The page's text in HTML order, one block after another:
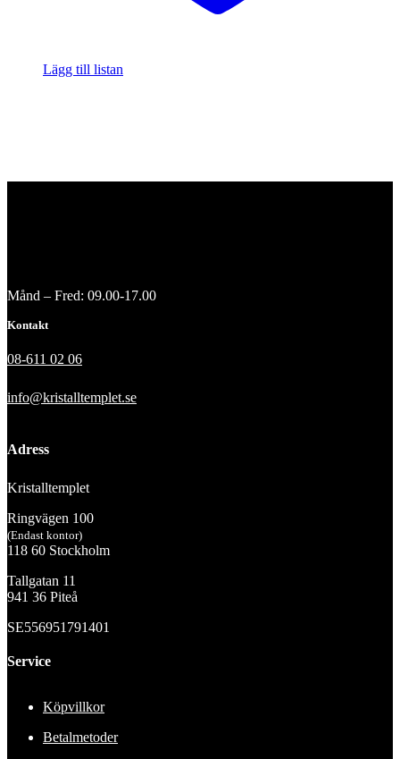
Lägg till listan
Månd – Fred: 09.00-17.00
Kontakt
08-611 02 06
info@kristalltemplet.se
Adress
Kristalltemplet
Ringvägen 100
(Endast kontor)
118 60 Stockholm
Tallgatan 11
941 36 Piteå
SE556951791401
Service
Köpvillkor
Betalmetoder